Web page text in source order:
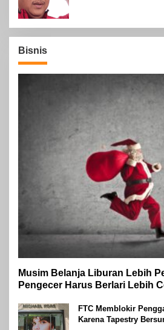
Bisnis
Musim Belanja Liburan Lebih
Pengecer Harus Berlari Lebih
FTC Memblokir
Karena Tapestry